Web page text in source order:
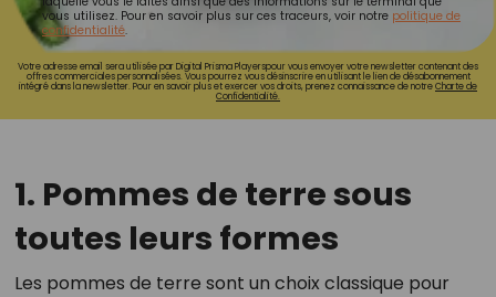
vous utilisez. Pour en savoir plus sur ces traceurs, voir notre politique de
confidentialité.
Votre adresse email sera utilisée par Digital Prisma Playerspour vous envoyer votre newsletter contenant des
offres commerciales personnalisées. Vous pourrez vous désinscrire en utilisant le lien de désabonnement
intégré dans la newsletter. Pour en savoir plus et exercer vos droits, prenez connaissance de notreCharte de
Confidentialité.
1. Pommes de terre sous
toutes leurs formes
Les pommes de terre sont un choix classique pour